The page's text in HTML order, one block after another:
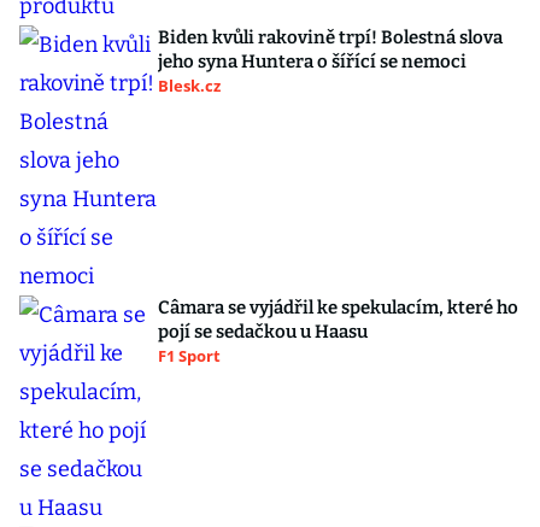
Biden kvůli rakovině trpí! Bolestná slova
jeho syna Huntera o šířící se nemoci
Blesk.cz
Câmara se vyjádřil ke spekulacím, které ho
pojí se sedačkou u Haasu
F1 Sport